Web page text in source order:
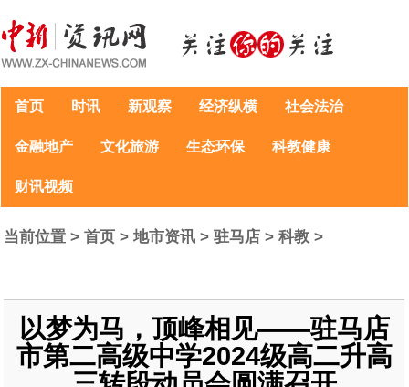
首页 时讯 新观察 经济纵横 社会法治
金融地产 文化旅游 生态环保 科教健康
财讯视频
当前位置 >首页 >地市资讯 >驻马店 >科教 >
以梦为马，顶峰相见——驻马店
市第二高级中学2024级高二升高